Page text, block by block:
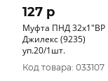
127 p
Муфта ПНД 32х1"ВР
Джилекс (9235)
уп.20/1шт.
Код товара: 033107